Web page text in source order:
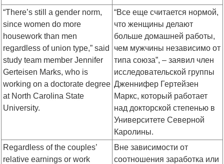
“There’s still a gender norm,
since women do more
housework than men
regardless of union type,” said
study team member Jennifer
Gerteisen Marks, who is
working on a doctorate degree
at North Carolina State
University.
“Все еще считается нормой,
что женщины делают
больше домашней работы,
чем мужчины независимо от
типа союза”, – заявил член
исследовательской группы
Дженнифер Гертейзен
Маркс, который работает
над докторской степенью в
Университете Северной
Каролины.
Regardless of the couples’
relative earnings or work
Вне зависимости от
соотношения заработка или